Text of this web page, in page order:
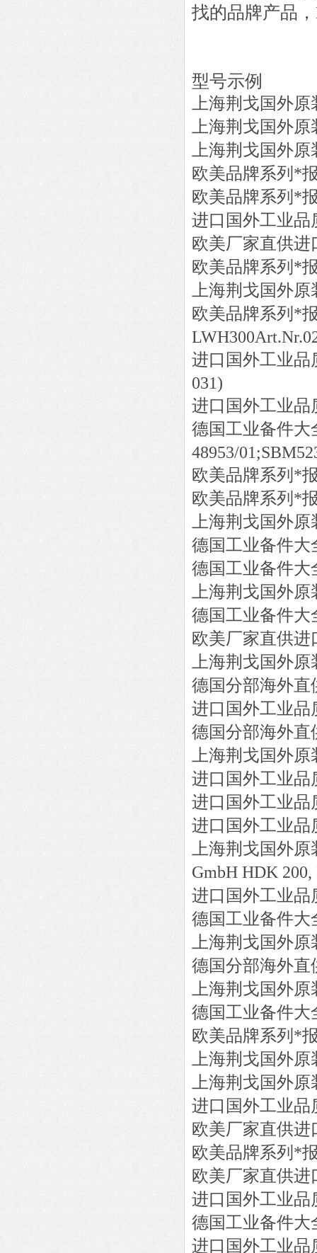
找的品牌产品
型号示例
上海荆戈国外
上海荆戈国外
上海荆戈国外
欧美品牌系列*
欧美品牌系列*
进口国外工业品
欧美厂家直供进
欧美品牌系列*
上海荆戈国外
欧美品牌系列*
进口国外工业品
031)
进口国外工业品
德国工业备件大
48953/
欧美品牌系列*
欧美品牌系列*
上海荆戈国外
德国工业备件大
德国工业备件大
上海荆戈国外
德国工业备件大
欧美厂家直供进
上海荆戈国外
德国分部海外直
进口国外工业品
德国分部海外直
上海荆戈国外
进口国外工业品
进口国外工业品
进口国外工业品
上海荆戈国外
GmbH HDK 200,
进口国外工业品
德国工业备件大
上海荆戈国外
德国分部海外直
上海荆戈国外
德国工业备件大
欧美品牌系列*
上海荆戈国外
上海荆戈国外
进口国外工业品
欧美厂家直供进
欧美品牌系列*
欧美厂家直供进
进口国外工业品
德国工业备件大
进口国外工业品